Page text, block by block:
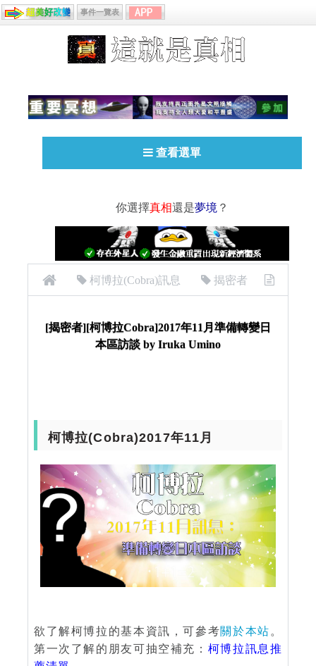
事件一覽表
查看選單
你選擇真相還是夢境 ？
柯博拉(Cobra)訊息 揭密者
談 by Iruka Umino
[揭密者][柯博拉Cobra]2017年11月準備轉變日
本區訪談 by Iruka Umino
柯博拉(Cobra)2017年11月
欲了解柯博拉的基本資訊，可參考關於本站 。
第一次了解的朋友可抽空補充： 柯博拉訊息推